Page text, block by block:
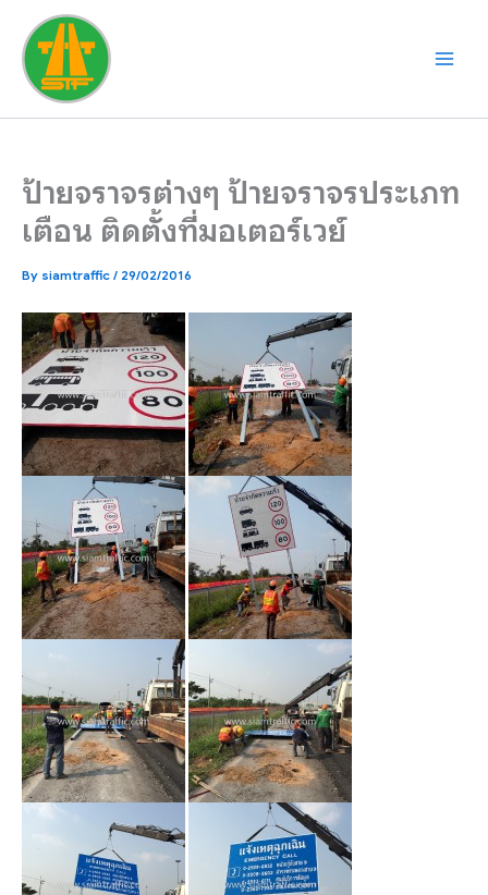
content
ป้ายจราจรต่างๆ ป้ายจราจรประเภท
เตือน ติดตั้งที่มอเตอร์เวย์
By siamtraffic / 29/02/2016